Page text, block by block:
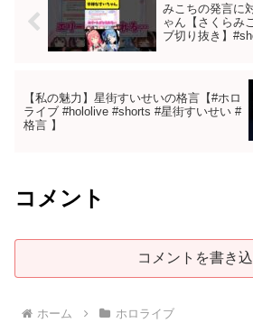
みこちの発言に
ゃん【さくらみ
ブ切り抜き】
【私の魅力】星街すいせいの格言【#ホロ
ライブ #hololive #shorts #星街すいせい #
格言 】
コメント
コメントを書き
ホーム ホロライブ